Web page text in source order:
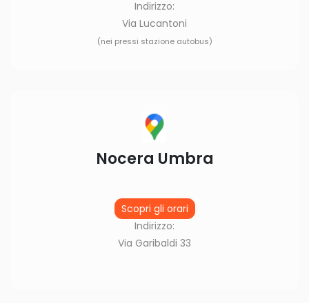
Indirizzo:
Via Lucantoni
(nei pressi stazione autobus)
Nocera Umbra
Scopri gli orari
Indirizzo:
Via Garibaldi 33